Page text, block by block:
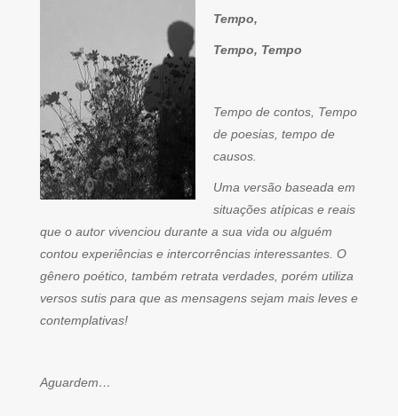
Tempo,
Tempo, Tempo
Tempo de contos, Tempo
de poesias, tempo de
causos.
Uma versão baseada em
situações atípicas e reais
que o autor vivenciou durante a sua vida ou alguém
contou experiências e intercorrências interessantes. O
gênero poético, também retrata verdades, porém utiliza
versos sutis para que as mensagens sejam mais leves e
contemplativas!
Aguardem…